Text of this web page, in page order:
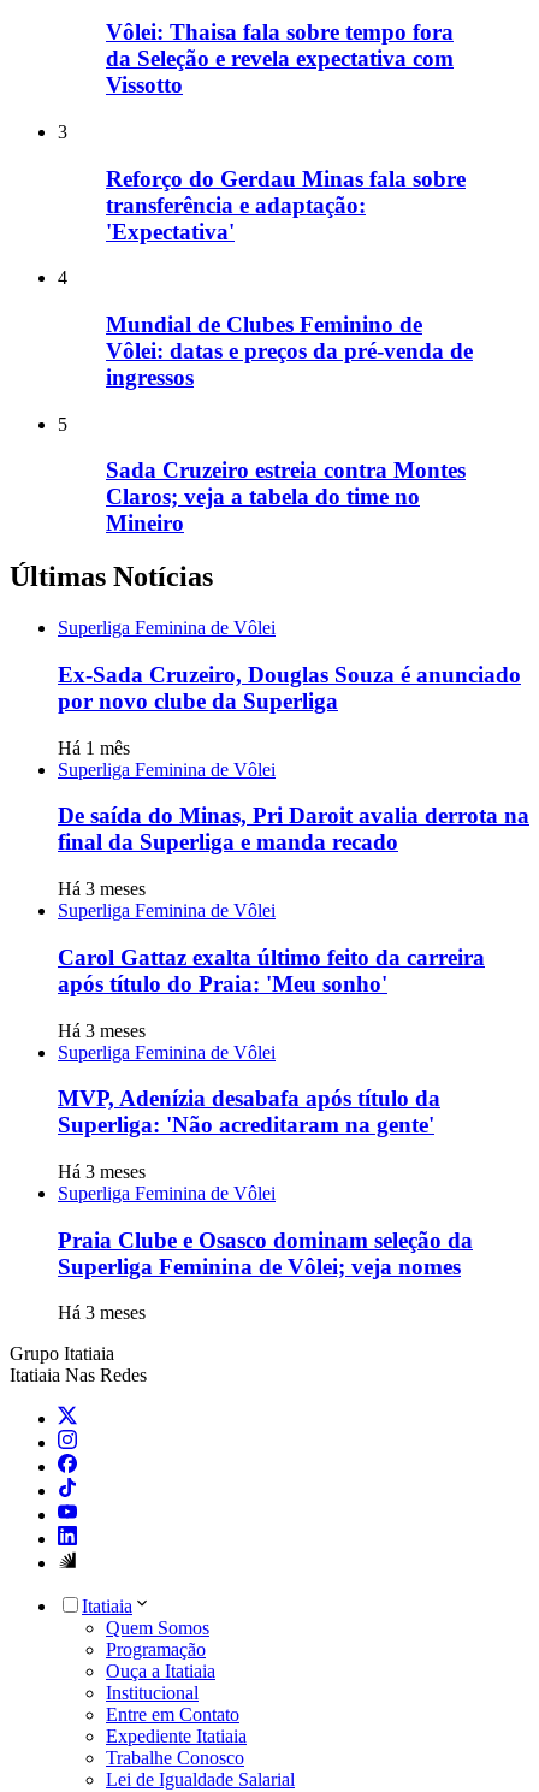
Vôlei: Thaisa fala sobre tempo fora
da Seleção e revela expectativa com
Vissotto
3
Reforço do Gerdau Minas fala sobre
transferência e adaptação:
'Expectativa'
4
Mundial de Clubes Feminino de
Vôlei: datas e preços da pré-venda de
ingressos
5
Sada Cruzeiro estreia contra Montes
Claros; veja a tabela do time no
Mineiro
Últimas Notícias
Superliga Feminina de Vôlei
Ex-Sada Cruzeiro, Douglas Souza é anunciado
por novo clube da Superliga
Há 1 mês
Superliga Feminina de Vôlei
De saída do Minas, Pri Daroit avalia derrota na
final da Superliga e manda recado
Há 3 meses
Superliga Feminina de Vôlei
Carol Gattaz exalta último feito da carreira
após título do Praia: 'Meu sonho'
Há 3 meses
Superliga Feminina de Vôlei
MVP, Adenízia desabafa após título da
Superliga: 'Não acreditaram na gente'
Há 3 meses
Superliga Feminina de Vôlei
Praia Clube e Osasco dominam seleção da
Superliga Feminina de Vôlei; veja nomes
Há 3 meses
Grupo Itatiaia
Itatiaia Nas Redes
Itatiaia
Quem Somos
Programação
Ouça a Itatiaia
Institucional
Entre em Contato
Expediente Itatiaia
Trabalhe Conosco
Lei de Igualdade Salarial